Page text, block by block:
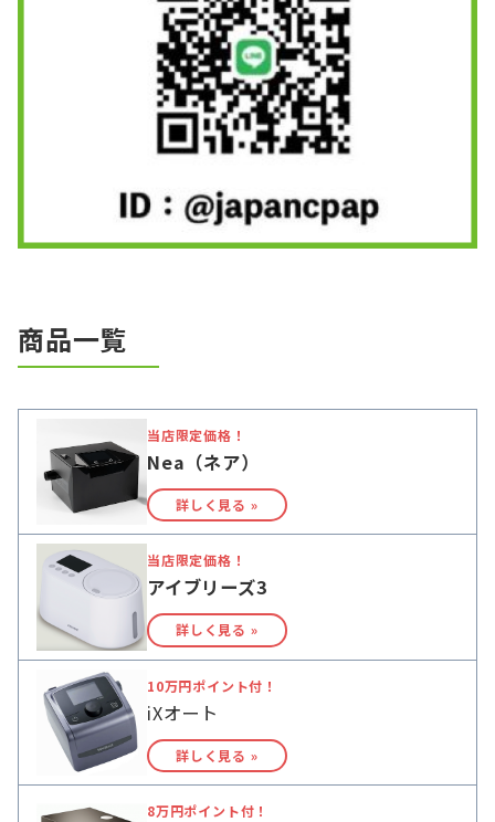
商品一覧
当店限定価格！
Nea（ネア）
詳しく見る »
当店限定価格！
アイブリーズ3
詳しく見る »
10万円ポイント付！
iXオート
詳しく見る »
8万円ポイント付！